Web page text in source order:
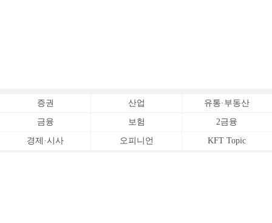
증권 산업 유통·부동산
금융 보험 2금융
경제·시사 오피니언 KFT Topic